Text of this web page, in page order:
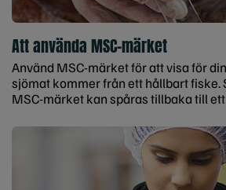
Att använda MSC-märket
Använd MSC-märket för att visa för
sjömat kommer från ett hållbart fiske.
MSC-märket kan spåras tillbaka till